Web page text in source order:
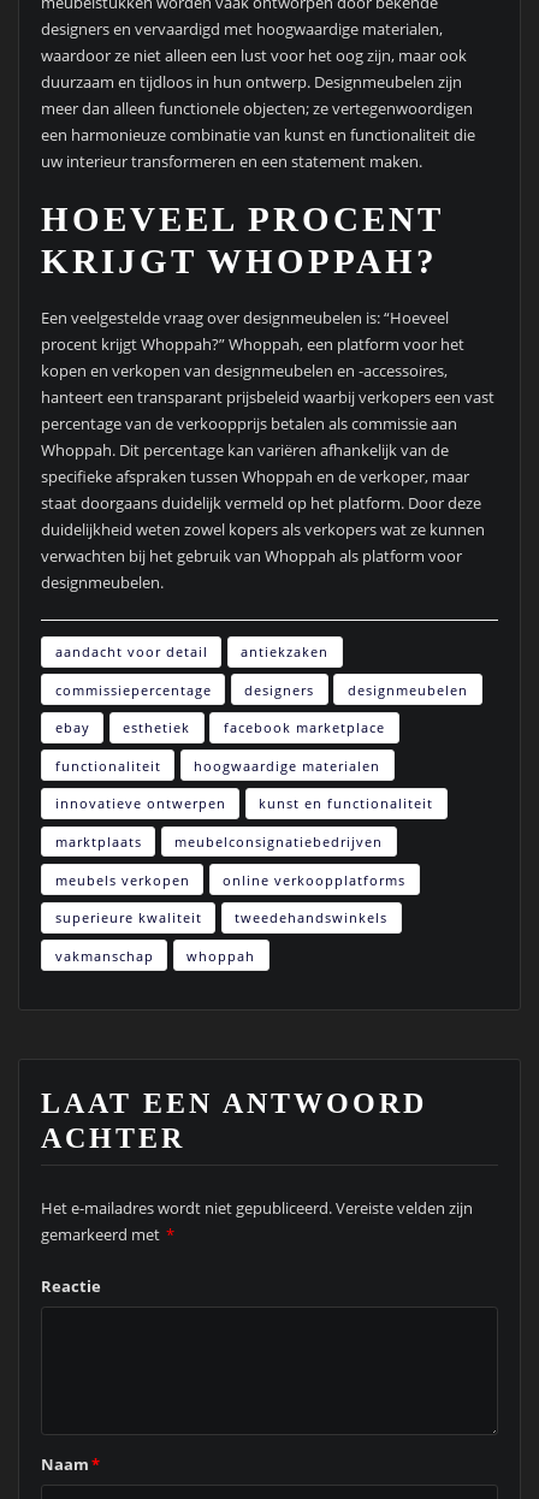
designers en vervaardigd met hoogwaardige materialen,
waardoor ze niet alleen een lust voor het oog zijn, maar ook
duurzaam en tijdloos in hun ontwerp. Designmeubelen zijn
meer dan alleen functionele objecten; ze vertegenwoordigen
een harmonieuze combinatie van kunst en functionaliteit die
uw interieur transformeren en een statement maken.
HOEVEEL PROCENT
KRIJGT WHOPPAH?
Een veelgestelde vraag over designmeubelen is: “Hoeveel
procent krijgt Whoppah?” Whoppah, een platform voor het
kopen en verkopen van designmeubelen en -accessoires,
hanteert een transparant prijsbeleid waarbij verkopers een vast
percentage van de verkoopprijs betalen als commissie aan
Whoppah. Dit percentage kan variëren afhankelijk van de
specifieke afspraken tussen Whoppah en de verkoper, maar
staat doorgaans duidelijk vermeld op het platform. Door deze
duidelijkheid weten zowel kopers als verkopers wat ze kunnen
verwachten bij het gebruik van Whoppah als platform voor
designmeubelen.
aandacht voor detail antiekzaken
commissiepercentage designers designmeubelen
ebay esthetiek facebook marketplace
functionaliteit hoogwaardige materialen
innovatieve ontwerpen kunst en functionaliteit
marktplaats meubelconsignatiebedrijven
meubels verkopen online verkoopplatforms
superieure kwaliteit tweedehandswinkels
vakmanschap whoppah
LAAT EEN ANTWOORD
ACHTER
Het e-mailadres wordt niet gepubliceerd.Vereiste velden zijn
gemarkeerd met *
Reactie
Naam*